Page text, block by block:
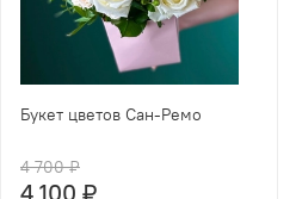
Букет цветов Сан-Ремо
4 700 ₽
4 100 ₽